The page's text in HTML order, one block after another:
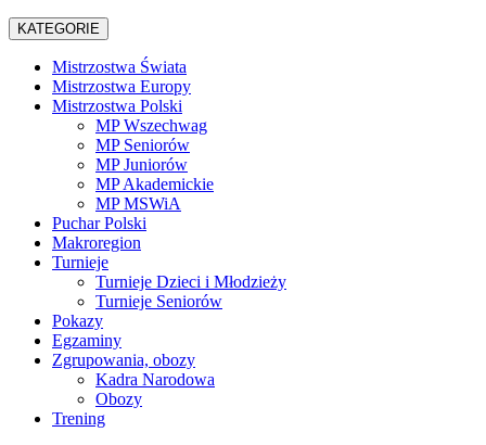
KATEGORIE
Mistrzostwa Świata
Mistrzostwa Europy
Mistrzostwa Polski
MP Wszechwag
MP Seniorów
MP Juniorów
MP Akademickie
MP MSWiA
Puchar Polski
Makroregion
Turnieje
Turnieje Dzieci i Młodzieży
Turnieje Seniorów
Pokazy
Egzaminy
Zgrupowania, obozy
Kadra Narodowa
Obozy
Trening